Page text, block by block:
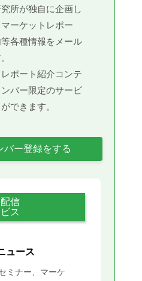
所が独自に企画し
ーケットレポー
各種情報をメール
ポート紹介コンテ
バー限定のサービ
できます。
バー登録をする
信
ス
ュース
ミナー、マーケ